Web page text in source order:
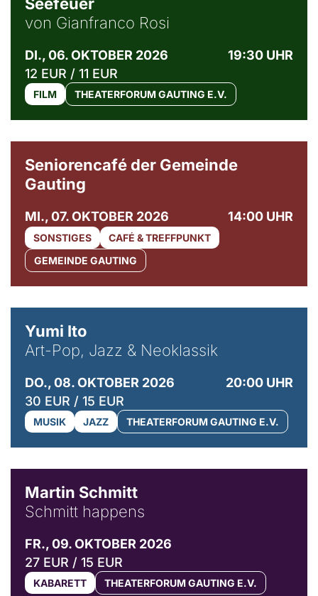
von Gianfranco Rosi
DI., 06. OKTOBER 2026
19:30 UHR
12 EUR / 11 EUR
FILM THEATERFORUM GAUTING E.V.
Seniorencafé der Gemeinde
Gauting
MI., 07. OKTOBER 2026 14:00 UHR
SONSTIGES
CAFÉ & TREFFPUNKT
GEMEINDE GAUTING
Yumi Ito
Art-Pop, Jazz & Neoklassik
DO., 08. OKTOBER 2026
20:00 UHR
30 EUR / 15 EUR
MUSIK JAZZ THEATERFORUM GAUTING E.V.
Martin Schmitt
Schmitt happens
FR., 09. OKTOBER 2026
27 EUR / 15 EUR
KABARETT THEATERFORUM GAUTING E.V.